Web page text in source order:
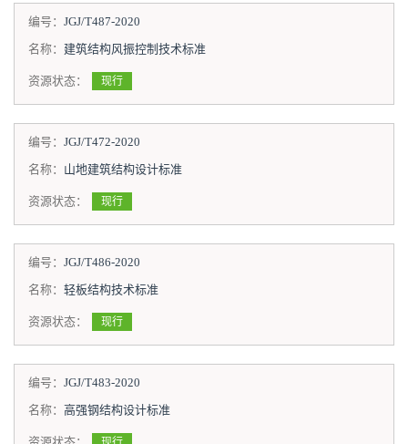
编号： JGJ/T487-2020
名称： 建筑结构风振控制技术标准
资源状态： 现行
编号： JGJ/T472-2020
名称： 山地建筑结构设计标准
资源状态： 现行
编号： JGJ/T486-2020
名称： 轻板结构技术标准
资源状态： 现行
编号： JGJ/T483-2020
名称： 高强钢结构设计标准